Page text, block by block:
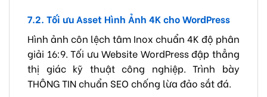
7.2. Tối ưu Asset Hình Ảnh 4K cho WordPress
Hình ảnh côn lệch tâm Inox chuẩn 4K độ phân
giải 16:9. Tối ưu Website WordPress đập thẳng
thị giác kỹ thuật công nghiệp. Trình bày
THÔNG TIN chuẩn SEO chống lừa đảo sắt đá.